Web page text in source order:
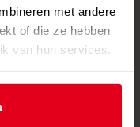
met andere
of die ze hebben
van hun services.
het onderwijs
minder
gemiddeld het